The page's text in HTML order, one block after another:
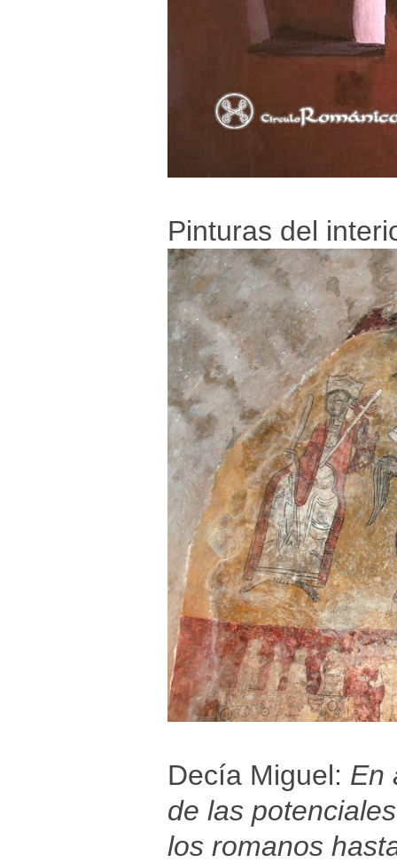
Pinturas del
Decía Miguel: En
de las
los romanos